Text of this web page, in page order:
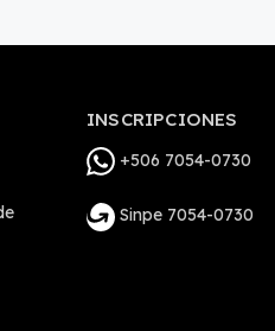
INSCRIPCIONES
+506 7054-0730
Sinpe 7054-0730